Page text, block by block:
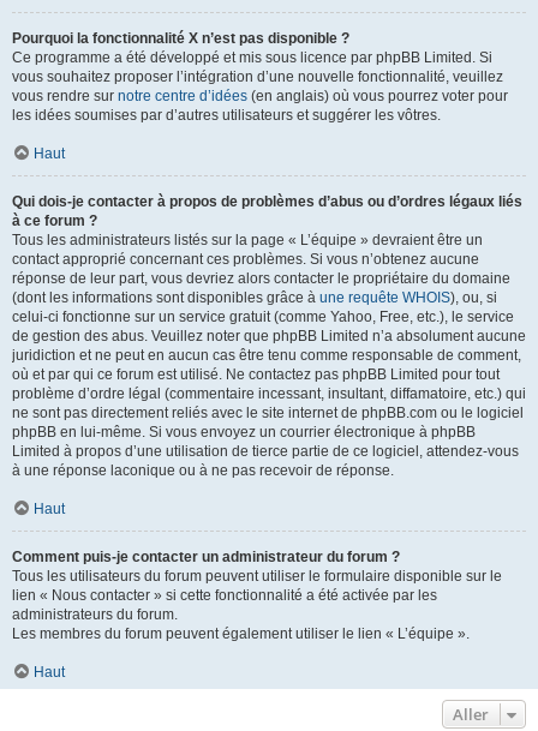
Pourquoi la fonctionnalité X n’est pas disponible ?
Ce programme a été développé et mis sous licence par phpBB Limited. Si
vous souhaitez proposer l’intégration d’une nouvelle fonctionnalité, veuillez
vous rendre sur notre centre d’idées (en anglais) où vous pourrez voter pour
les idées soumises par d’autres utilisateurs et suggérer les vôtres.
Haut
Qui dois-je contacter à propos de problèmes d’abus ou d’ordres légaux liés
à ce forum ?
Tous les administrateurs listés sur la page « L’équipe » devraient être un
contact approprié concernant ces problèmes. Si vous n’obtenez aucune
réponse de leur part, vous devriez alors contacter le propriétaire du domaine
(dont les informations sont disponibles grâce à une requête WHOIS), ou, si
celui-ci fonctionne sur un service gratuit (comme Yahoo, Free, etc.), le service
de gestion des abus. Veuillez noter que phpBB Limited n’a absolument aucune
juridiction et ne peut en aucun cas être tenu comme responsable de comment,
où et par qui ce forum est utilisé. Ne contactez pas phpBB Limited pour tout
problème d’ordre légal (commentaire incessant, insultant, diffamatoire, etc.) qui
ne sont pas directement reliés avec le site internet de phpBB.com ou le logiciel
phpBB en lui-même. Si vous envoyez un courrier électronique à phpBB
Limited à propos d’une utilisation de tierce partie de ce logiciel, attendez-vous
à une réponse laconique ou à ne pas recevoir de réponse.
Haut
Comment puis-je contacter un administrateur du forum ?
Tous les utilisateurs du forum peuvent utiliser le formulaire disponible sur le
lien « Nous contacter » si cette fonctionnalité a été activée par les
administrateurs du forum.
Les membres du forum peuvent également utiliser le lien « L’équipe ».
Haut
Aller